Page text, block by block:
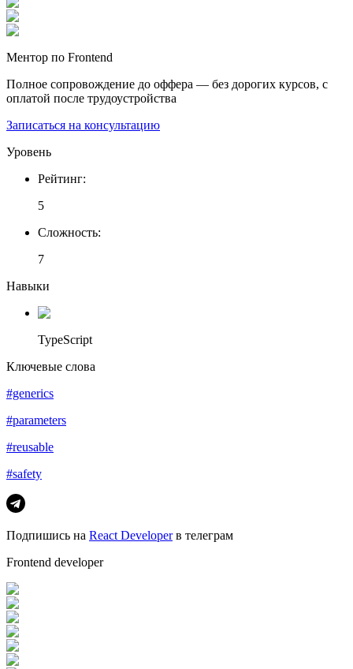
Ментор по Frontend
Полное сопровождение до оффера — без дорогих курсов, с
оплатой после трудоустройства
Записаться на консультацию
Уровень
Рейтинг:
5
Сложность:
7
Навыки
TypeScript
Ключевые слова
#generics
#parameters
#reusable
#safety
Подпишись на React Developerв телеграм
Frontend developer